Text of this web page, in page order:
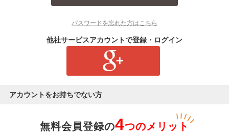
パスワードを忘れた方はこちら
他社サービスアカウントで登録・ログイン
アカウントをお持ちでない方
無料会員登録の4つのメリット